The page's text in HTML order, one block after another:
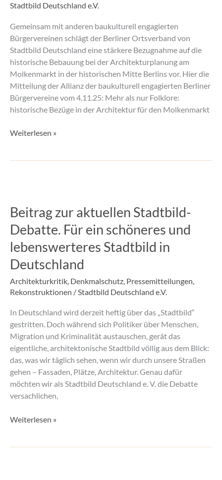
Stadtbild Deutschland e.V.
Gemeinsam mit anderen baukulturell engagierten
Bürgervereinen schlägt der Berliner Ortsverband von
Stadtbild Deutschland eine stärkere Bezugnahme auf die
historische Bebauung bei der Architekturplanung am
Molkenmarkt in der historischen Mitte Berlins vor. Hier die
Mitteilung der Allianz der baukulturell engagierten Berliner
Bürgervereine vom 4.11.25: Mehr als nur Folklore:
historische Bezüge in der Architektur für den Molkenmarkt
am
Weiterlesen »
Beitrag zur aktuellen Stadtbild-
Debatte. Für ein schöneres und
lebenswerteres Stadtbild in
Deutschland
Architekturkritik, Denkmalschutz, Pressemitteilungen,
Rekonstruktionen /Stadtbild Deutschland e.V.
In Deutschland wird derzeit heftig über das „Stadtbild“
gestritten. Doch während sich Politiker über Menschen,
Migration und Kriminalität austauschen, gerät das
eigentliche, architektonische Stadtbild völlig aus dem Blick:
das, was wir täglich sehen, wenn wir durch unsere Straßen
gehen – Fassaden, Plätze, Architektur. Genau dafür
möchten wir als Stadtbild Deutschland e. V. die Debatte
versachlichen,
aktuellen
Debatte.
Für
schöneres
und
lebenswerteres
in
Deutschland
Weiterlesen »